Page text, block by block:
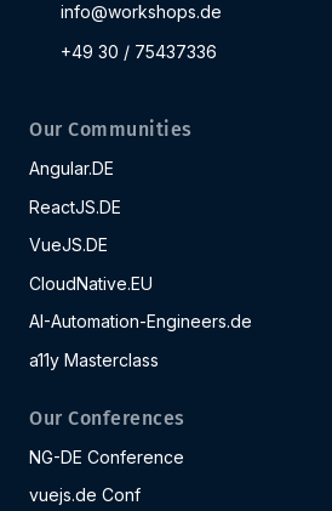
info@workshops.de
+49 30 / 75437336
Our Communities
Angular.DE
ReactJS.DE
VueJS.DE
CloudNative.EU
AI-Automation-Engineers.de
a11y Masterclass
Our Conferences
NG-DE Conference
vuejs.de Conf